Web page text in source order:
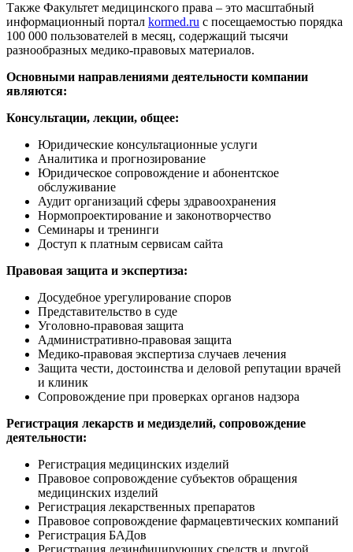
Также Факультет медицинского права – это масштабный
информационный портал kormed.ru с посещаемостью порядка
100 000 пользователей в месяц, содержащий тысячи
разнообразных медико-правовых материалов.
Основными направлениями деятельности компании
являются:
Консультации, лекции, общее:
Юридические консультационные услуги
Аналитика и прогнозирование
Юридическое сопровождение и абонентское
обслуживание
Аудит организаций сферы здравоохранения
Нормопроектирование и законотворчество
Семинары и тренинги
Доступ к платным сервисам сайта
Правовая защита и экспертиза:
Досудебное урегулирование споров
Представительство в суде
Уголовно-правовая защита
Административно-правовая защита
Медико-правовая экспертиза случаев лечения
Защита чести, достоинства и деловой репутации врачей
и клиник
Сопровождение при проверках органов надзора
Регистрация лекарств и медизделий, сопровождение
деятельности:
Регистрация медицинских изделий
Правовое сопровождение субъектов обращения
медицинских изделий
Регистрация лекарственных препаратов
Правовое сопровождение фармацевтических компаний
Регистрация БАДов